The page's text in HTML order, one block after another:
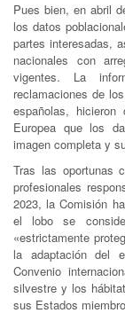
Pues bien, en abril
los datos
partes interesadas,
nacionales con
vigentes. La
reclamaciones de
españolas,
Europea que los
imagen completa y
Tras las oportunas
profesionales
2023, la Comisión
el lobo se
«estrictamente
la adaptación del
Convenio
silvestre y los
sus Estados